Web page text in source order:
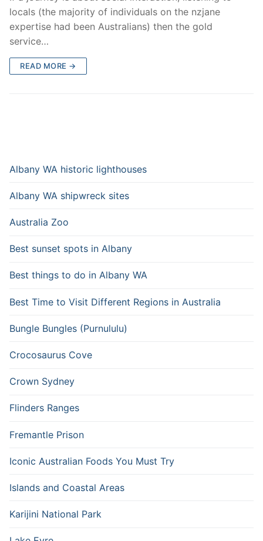
locals (the majority of individuals on the nzjane
expertise had been Australians) then the gold
service…
READ MORE →
Albany WA historic lighthouses
Albany WA shipwreck sites
Australia Zoo
Best sunset spots in Albany
Best things to do in Albany WA
Best Time to Visit Different Regions in Australia
Bungle Bungles (Purnululu)
Crocosaurus Cove
Crown Sydney
Flinders Ranges
Fremantle Prison
Iconic Australian Foods You Must Try
Islands and Coastal Areas
Karijini National Park